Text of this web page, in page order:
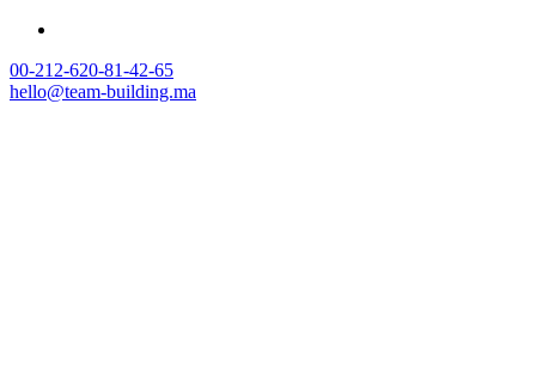
00-212-620-81-42-65
hello@team-building.ma